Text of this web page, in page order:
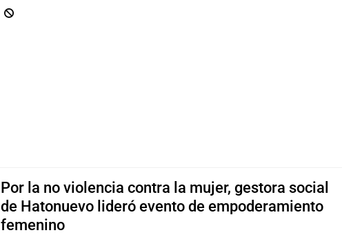
Por la no violencia contra la mujer, gestora social
de Hatonuevo lideró evento de empoderamiento
femenino